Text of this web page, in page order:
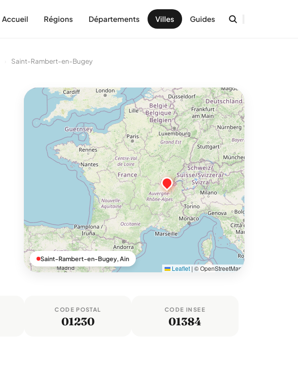
Accueil Régions Départements Villes Guides
Saint-Rambert-en-Bugey
Leaflet | © OpenStreetMap
Saint-Rambert-en-Bugey, Ain
CODE POSTAL
01230
CODE INSEE
01384